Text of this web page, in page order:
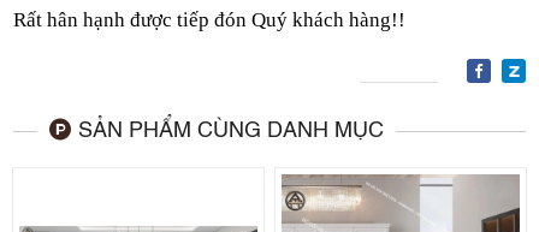
Rất hân hạnh được tiếp đón Quý khách hàng!!
SẢN PHẨM CÙNG DANH MỤC